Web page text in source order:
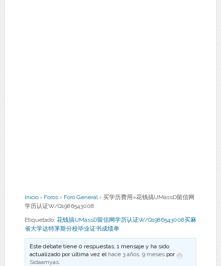
Inicio › Foros › Foro General › 买学历费用»花钱搞UMassD留信网
学历认证W/Q1986543008
Etiquetado: 花钱搞UMassD留信网学历认证W/Q1986543008买麻
省大学达特茅斯分校毕业证书成绩单
Este debate tiene 0 respuestas, 1 mensaje y ha sido
actualizado por última vez el hace 3 años, 9 meses por
Sidaamyas.